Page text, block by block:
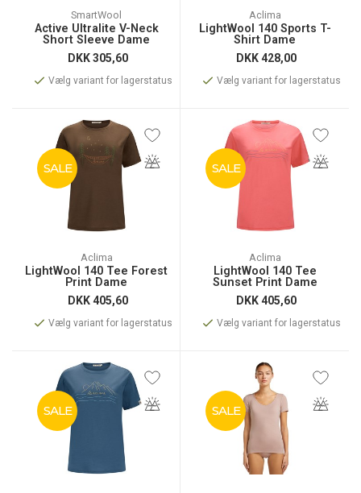
SmartWool
Active Ultralite V-Neck
Short Sleeve Dame
DKK305,60
Vælg variant for lagerstatus
Aclima
LightWool 140 Sports T-
Shirt Dame
DKK428,00
Vælg variant for lagerstatus
SALE
Aclima
LightWool 140 Tee Forest
Print Dame
DKK405,60
Vælg variant for lagerstatus
SALE
Aclima
LightWool 140 Tee
Sunset Print Dame
DKK405,60
Vælg variant for lagerstatus
SALE SALE